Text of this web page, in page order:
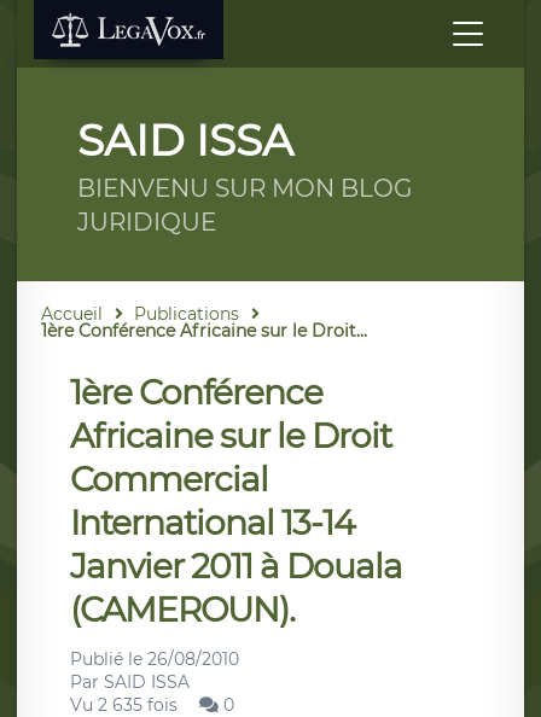
SAID ISSA
BIENVENU SUR MON BLOG
JURIDIQUE
Accueil Publications
1ère Conférence Africaine sur le Droit...
1ère Conférence
Africaine sur le Droit
Commercial
International 13-14
Janvier 2011 à Douala
(CAMEROUN).
Publié le 26/08/2010
Par SAID ISSA
Vu 2 635 fois
0